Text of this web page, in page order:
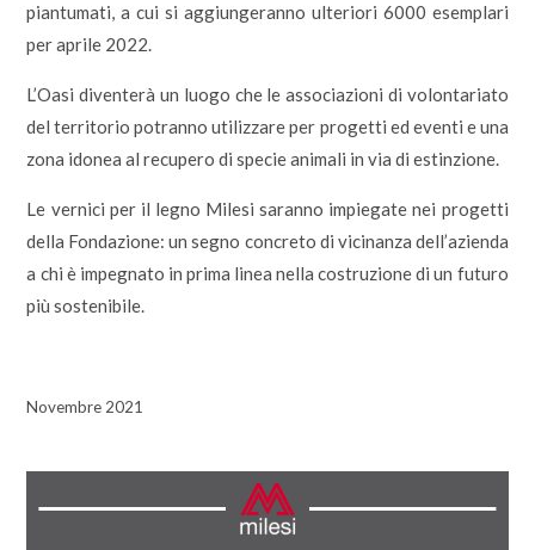
piantumati, a cui si aggiungeranno ulteriori 6000 esemplari
per aprile 2022.
L’Oasi diventerà un luogo che le associazioni di volontariato
del territorio potranno utilizzare per progetti ed eventi e una
zona idonea al recupero di specie animali in via di estinzione.
Le vernici per il legno Milesi saranno impiegate nei progetti
della Fondazione: un segno concreto di vicinanza dell’azienda
a chi è impegnato in prima linea nella costruzione di un futuro
più sostenibile.
Novembre 2021